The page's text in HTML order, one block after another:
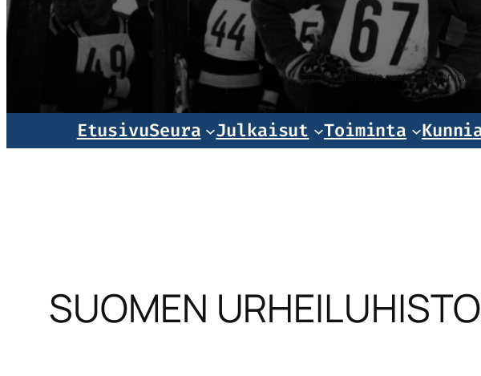
Norjalaiset ja ruotsalaiset
EtusivuSeura Julkaisut Toiminta
SUOMEN